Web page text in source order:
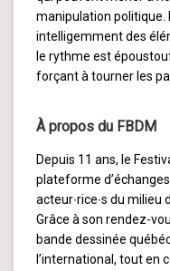
manipulation
intelligemment des
le rythme est
forçant à tourner les
À propos du FBDM
Depuis 11 ans, le
plateforme
acteur∙rice∙s du milieu
Grâce à son rendez-
bande dessinée
l’international, tout en